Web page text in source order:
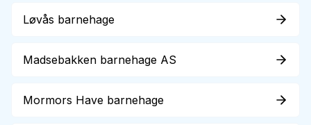
Løvås barnehage
Madsebakken barnehage AS
Mormors Have barnehage